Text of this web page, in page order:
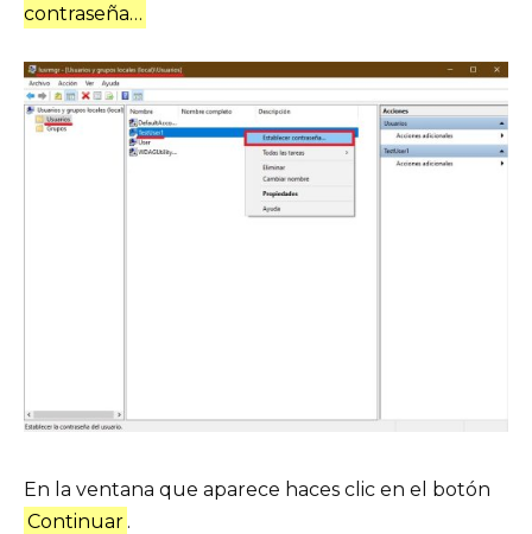
contraseña…
En la ventana que aparece haces clic en el botón
Continuar .